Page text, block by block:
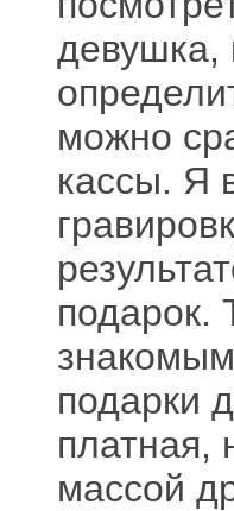
девушка,
можно
кассы. Я
подарок.
подарки
платная,
массой